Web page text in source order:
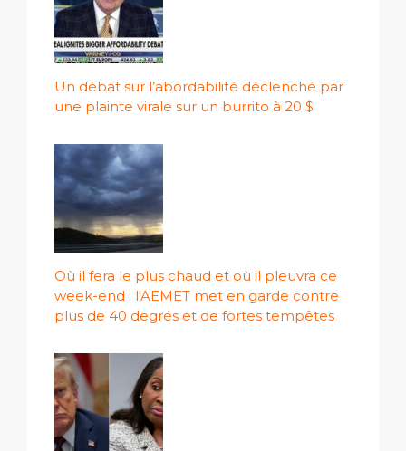
Un débat sur l’abordabilité déclenché par
une plainte virale sur un burrito à 20 $
Où il fera le plus chaud et où il pleuvra ce
week-end : l'AEMET met en garde contre
plus de 40 degrés et de fortes tempêtes